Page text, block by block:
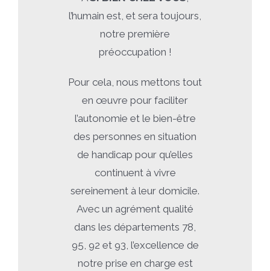
l’humain est, et sera toujours,
notre première
préoccupation !
Pour cela, nous mettons tout
en œuvre pour faciliter
l’autonomie et le bien-être
des personnes en situation
de handicap pour qu’elles
continuent à vivre
sereinement à leur domicile.
Avec un agrément qualité
dans les départements 78,
95, 92 et 93, l’excellence de
notre prise en charge est